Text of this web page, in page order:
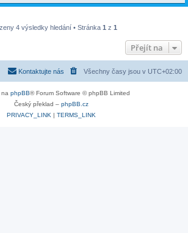
4 výsledky hledání • Stránka 1 z 1
Přejít na
Všechny časy jsou v UTC+02:00
Kontaktujte nás
phpBB® Forum Software © phpBB Limited
Český překlad – phpBB.cz
PRIVACY_LINK | TERMS_LINK